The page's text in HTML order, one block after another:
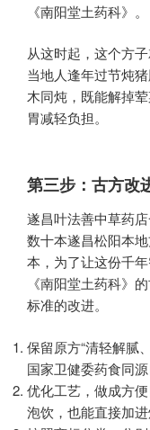
《南阳堂土药科》。
从这时起，这个方
当地人逢年过节炖
木同炖，既能解掉
胃减轻负担。
第三步：古方改
遂昌叶法善中草药
数十本遂昌松阳本
本，为了让这份千
《南阳堂土药科》
标准的改进。
保留原方“清轻解腻
国家卫健委药食同
优化工艺，做成方
泡饮，也能直接加